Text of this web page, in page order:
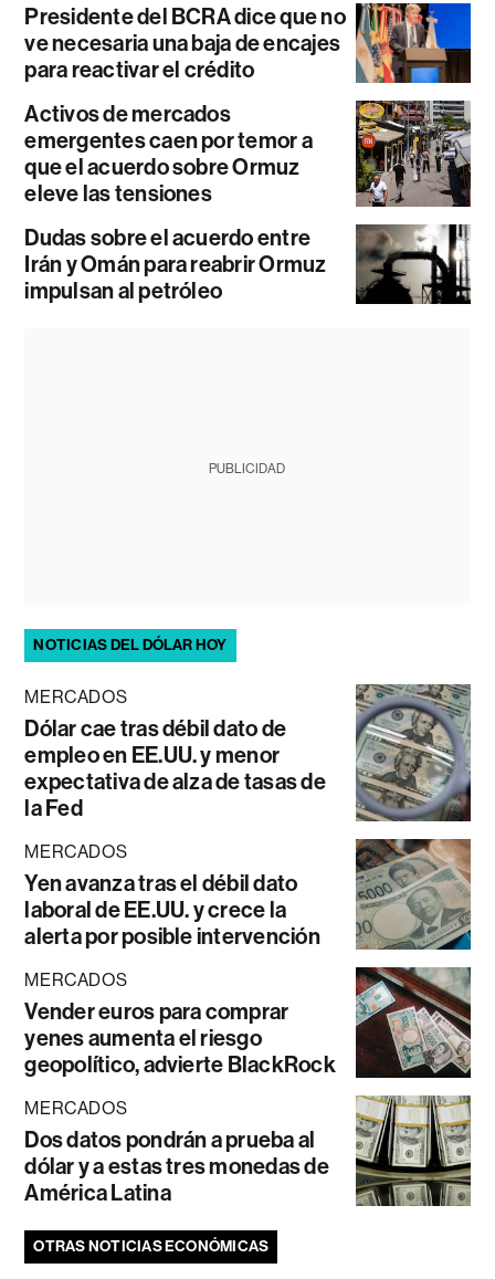
Presidente del BCRA dice que no
ve necesaria una baja de encajes
para reactivar el crédito
Activos de mercados
emergentes caen por temor a
que el acuerdo sobre Ormuz
eleve las tensiones
Dudas sobre el acuerdo entre
Irán y Omán para reabrir Ormuz
impulsan al petróleo
PUBLICIDAD
NOTICIAS DEL DÓLAR HOY
MERCADOS
Dólar cae tras débil dato de
empleo en EE.UU. y menor
expectativa de alza de tasas de
la Fed
MERCADOS
Yen avanza tras el débil dato
laboral de EE.UU. y crece la
alerta por posible intervención
MERCADOS
Vender euros para comprar
yenes aumenta el riesgo
geopolítico, advierte BlackRock
MERCADOS
Dos datos pondrán a prueba al
dólar y a estas tres monedas de
América Latina
OTRAS NOTICIAS ECONÓMICAS